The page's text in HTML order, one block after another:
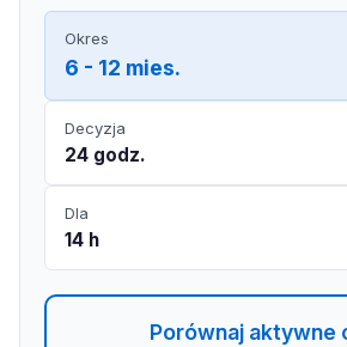
Okres
6 - 12 mies.
Decyzja
24 godz.
Dla
14 h
Porównaj